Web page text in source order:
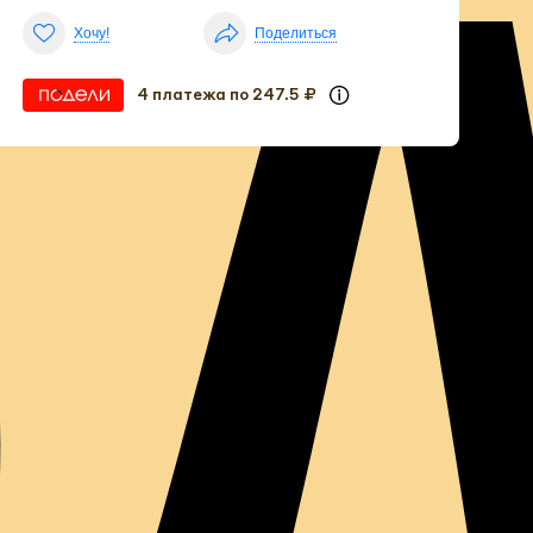
Хочу! Поделиться
4 платежа по 247.5 ₽